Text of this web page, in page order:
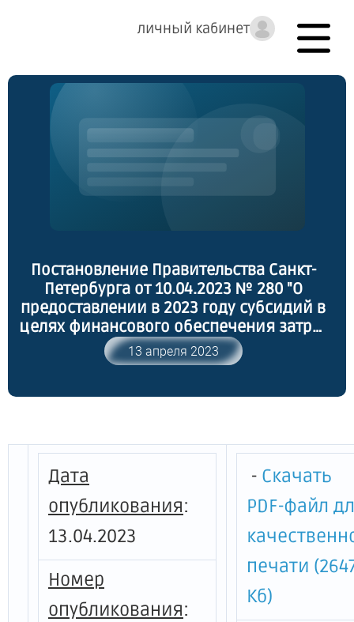
личный кабинет
Постановление Правительства Санкт-
Петербурга от 10.04.2023 № 280 "О
предоставлении в 2023 году субсидий в
целях финансового обеспечения затрат
для реализации основных
общеобразовательных программ и
программ частным образовательным
13 апреля 2023
Дата
опубликования:
13.04.2023
Номер
опубликования:
- Скачать
PDF-файл
печати
Кб)